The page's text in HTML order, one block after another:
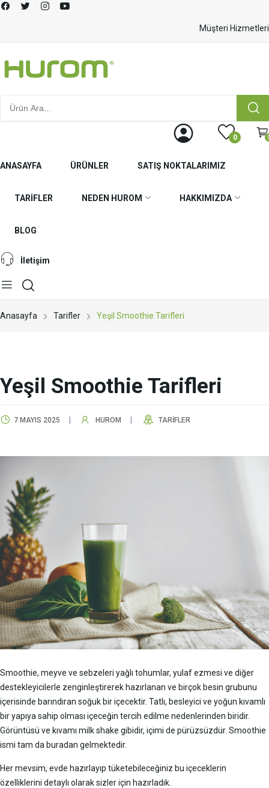
Müşteri Hizmetleri
0
ANASAYFA ÜRÜNLER SATIŞ NOKTALARIMIZ
TARIFLER NEDEN HUROM HAKKIMIZDA
BLOG
İletişim
Anasayfa Tarifler Yeşil Smoothie Tarifleri
Yeşil Smoothie Tarifleri
7 MAYIS 2025 HUROM TARIFLER
Smoothie, meyve ve sebzeleri yağlı tohumlar, yulaf ezmesi ve diğer
destekleyicilerle zenginleştirerek hazırlanan ve birçok besin grubunu
içerisinde barındıran soğuk bir içecektir. Tatlı, besleyici ve yoğun kıvamlı
bir yapıya sahip olması içeceğin tercih edilme nedenlerinden biridir.
Görüntüsü ve kıvamı milk shake gibidir, içimi de pürüzsüzdür. Smoothie
ismi tam da buradan gelmektedir.
Her mevsim, evde hazırlayıp tüketebileceğiniz bu içeceklerin
özelliklerini detaylı olarak sizler için hazırladık.